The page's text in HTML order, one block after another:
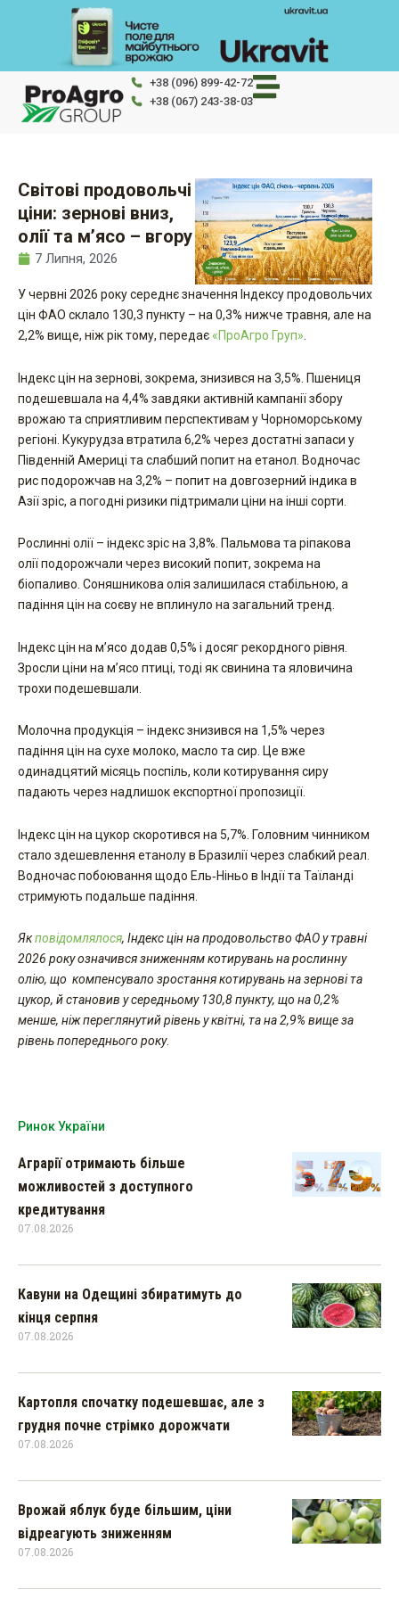
+38 (096) 899-42-72
+38 (067) 243-38-03
Світові продовольчі
ціни: зернові вниз,
олії та м’ясо – вгору
7 Липня, 2026
У червні 2026 року середнє значення Індексу продовольчих
цін ФАО склало 130,3 пункту – на 0,3% нижче травня, але на
2,2% вище, ніж рік тому, передає «ПроАгро Груп».
Індекс цін на зернові, зокрема, знизився на 3,5%. Пшениця
подешевшала на 4,4% завдяки активній кампанії збору
врожаю та сприятливим перспективам у Чорноморському
регіоні. Кукурудза втратила 6,2% через достатні запаси у
Південній Америці та слабший попит на етанол. Водночас
рис подорожчав на 3,2% – попит на довгозерний індика в
Азії зріс, а погодні ризики підтримали ціни на інші сорти.
Рослинні олії – індекс зріс на 3,8%. Пальмова та ріпакова
олії подорожчали через високий попит, зокрема на
біопаливо. Соняшникова олія залишилася стабільною, а
падіння цін на соєву не вплинуло на загальний тренд.
Індекс цін на м’ясо додав 0,5% і досяг рекордного рівня.
Зросли ціни на м’ясо птиці, тоді як свинина та яловичина
трохи подешевшали.
Молочна продукція – індекс знизився на 1,5% через
падіння цін на сухе молоко, масло та сир. Це вже
одинадцятий місяць поспіль, коли котирування сиру
падають через надлишок експортної пропозиції.
Індекс цін на цукор скоротився на 5,7%. Головним чинником
стало здешевлення етанолу в Бразилії через слабкий реал.
Водночас побоювання щодо Ель‑Ніньо в Індії та Таїланді
стримують подальше падіння.
Якповідомлялося, Індекс цін на продовольство ФАО у травні
2026 року означився зниженням котирувань на рослинну
олію, що компенсувало зростання котирувань на зернові та
цукор, й становив у середньому 130,8 пункту, що на 0,2%
менше, ніж переглянутий рівень у квітні, та на 2,9% вище за
рівень попереднього року.
Ринок України
Аграрії отримають більше
можливостей з доступного
кредитування
07.08.2026
Кавуни на Одещині збиратимуть до
кінця серпня
07.08.2026
Картопля спочатку подешевшає, але з
грудня почне стрімко дорожчати
07.08.2026
Врожай яблук буде більшим, ціни
відреагують зниженням
07.08.2026